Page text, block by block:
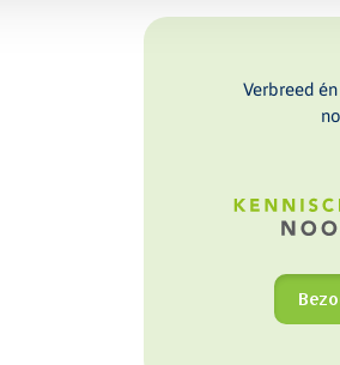
Verbreed